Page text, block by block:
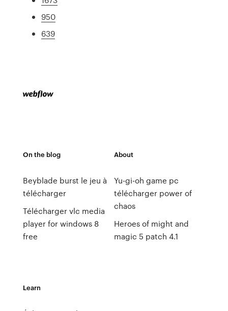
950
639
On the blog
Beyblade burst le jeu à
télécharger
Télécharger vlc media
player for windows 8
free
About
Yu-gi-oh game pc
télécharger power of
chaos
Heroes of might and
magic 5 patch 4.1
Learn